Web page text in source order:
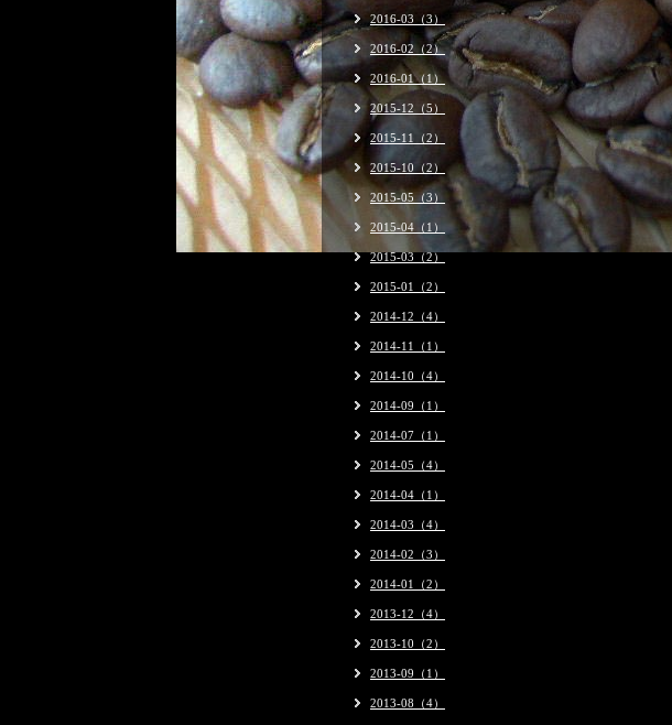
2016-03（3）
2016-02（2）
2016-01（1）
2015-12（5）
2015-11（2）
2015-10（2）
2015-05（3）
2015-04（1）
2015-03（2）
2015-01（2）
2014-12（4）
2014-11（1）
2014-10（4）
2014-09（1）
2014-07（1）
2014-05（4）
2014-04（1）
2014-03（4）
2014-02（3）
2014-01（2）
2013-12（4）
2013-10（2）
2013-09（1）
2013-08（4）